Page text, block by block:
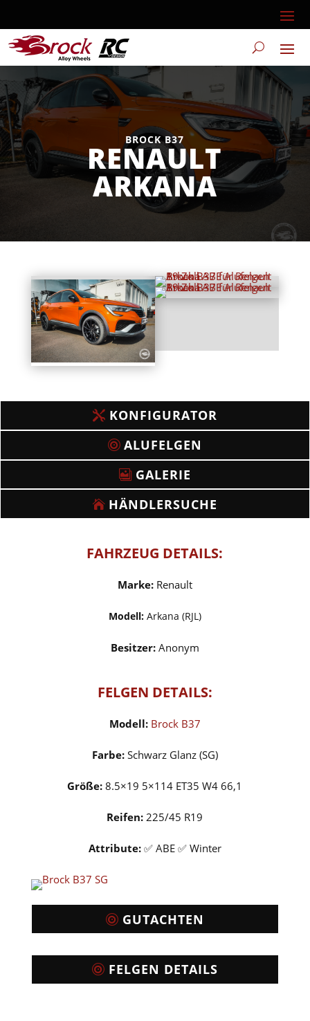
BROCK B37
RENAULT
ARKANA
KONFIGURATOR
ALUFELGEN
GALERIE
HÄNDLERSUCHE
FAHRZEUG DETAILS:
Marke:Renault
Modell:Arkana (RJL)
Besitzer: Anonym
FELGEN DETAILS:
Modell: Brock B37
Farbe:Schwarz Glanz (SG)
Größe: 8.5×19 5×114 ET35 W4 66,1
Reifen:225/45 R19
Attribute:✅ ABE ✅ Winter
GUTACHTEN
FELGEN DETAILS